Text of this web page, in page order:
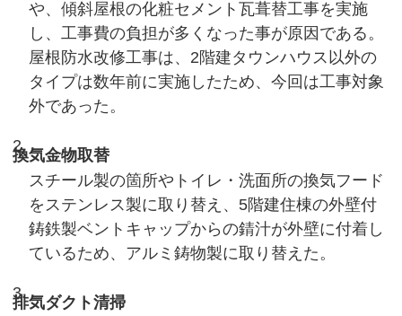
や、傾斜屋根の化粧セメント瓦葺替工事を実施
し、工事費の負担が多くなった事が原因である。
屋根防水改修工事は、2階建タウンハウス以外の
タイプは数年前に実施したため、今回は工事対象
外であった。
換気金物取替
スチール製の箇所やトイレ・洗面所の換気フード
をステンレス製に取り替え、5階建住棟の外壁付
鋳鉄製ベントキャップからの錆汁が外壁に付着し
ているため、アルミ鋳物製に取り替えた。
排気ダクト清掃